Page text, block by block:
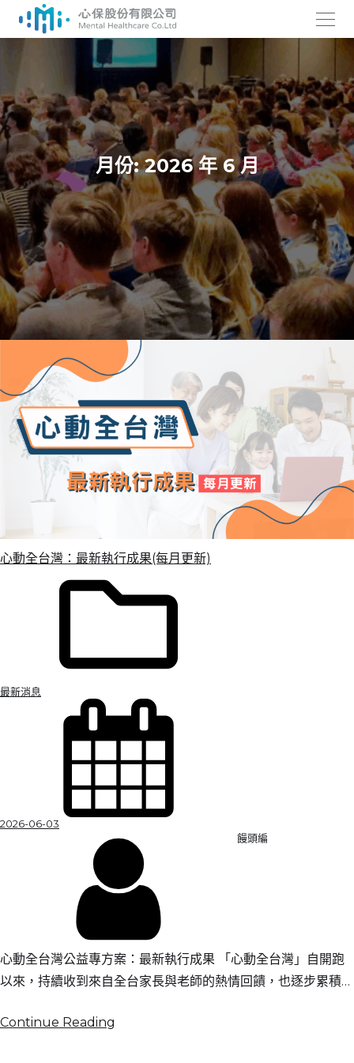
內
容
月份:2026 年 6 月
心動全台灣：最新執行成果(每月更新)
最新消息
2026-06-03
饅頭編
心動全台灣公益專方案：最新執行成果 「心動全台灣」自開跑
以來，持續收到來自全台家長與老師的熱情回饋，也逐步累積…
Continue Reading